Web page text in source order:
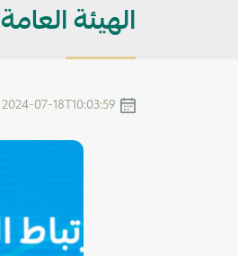
الهيئة
2024-07-18T10:03:59